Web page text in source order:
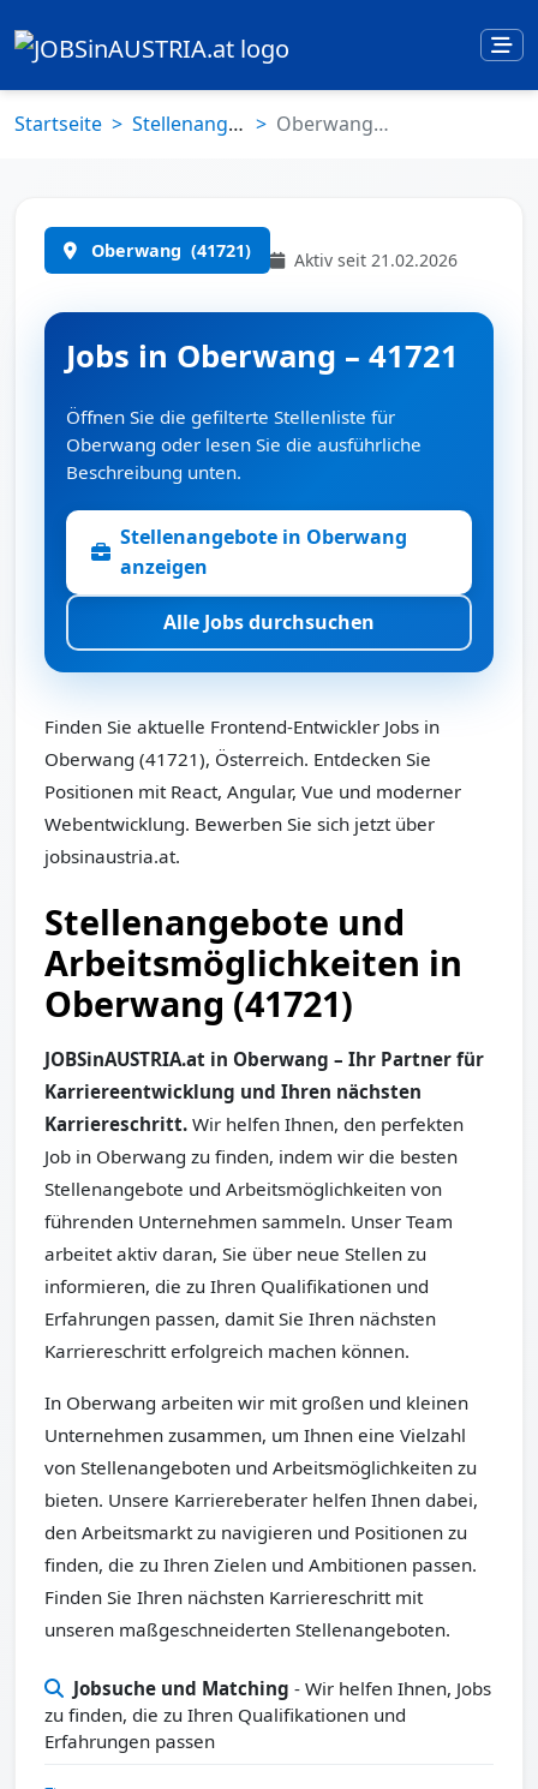
Startseite Stellenangebote Oberwang (41721)
Oberwang (41721) Aktiv seit 21.02.2026
Jobs in Oberwang – 41721
Öffnen Sie die gefilterte Stellenliste für
Oberwang oder lesen Sie die ausführliche
Beschreibung unten.
Stellenangebote in Oberwang
anzeigen
Alle Jobs durchsuchen
Finden Sie aktuelle Frontend-Entwickler Jobs in
Oberwang (41721), Österreich. Entdecken Sie
Positionen mit React, Angular, Vue und moderner
Webentwicklung. Bewerben Sie sich jetzt über
jobsinaustria.at.
Stellenangebote und
Arbeitsmöglichkeiten in
Oberwang (41721)
JOBSinAUSTRIA.at in Oberwang – Ihr Partner für
Karriereentwicklung und Ihren nächsten
Karriereschritt. Wir helfen Ihnen, den perfekten
Job in Oberwang zu finden, indem wir die besten
Stellenangebote und Arbeitsmöglichkeiten von
führenden Unternehmen sammeln. Unser Team
arbeitet aktiv daran, Sie über neue Stellen zu
informieren, die zu Ihren Qualifikationen und
Erfahrungen passen, damit Sie Ihren nächsten
Karriereschritt erfolgreich machen können.
In Oberwang arbeiten wir mit großen und kleinen
Unternehmen zusammen, um Ihnen eine Vielzahl
von Stellenangeboten und Arbeitsmöglichkeiten zu
bieten. Unsere Karriereberater helfen Ihnen dabei,
den Arbeitsmarkt zu navigieren und Positionen zu
finden, die zu Ihren Zielen und Ambitionen passen.
Finden Sie Ihren nächsten Karriereschritt mit
unseren maßgeschneiderten Stellenangeboten.
Jobsuche und Matching - Wir helfen Ihnen, Jobs
zu finden, die zu Ihren Qualifikationen und
Erfahrungen passen